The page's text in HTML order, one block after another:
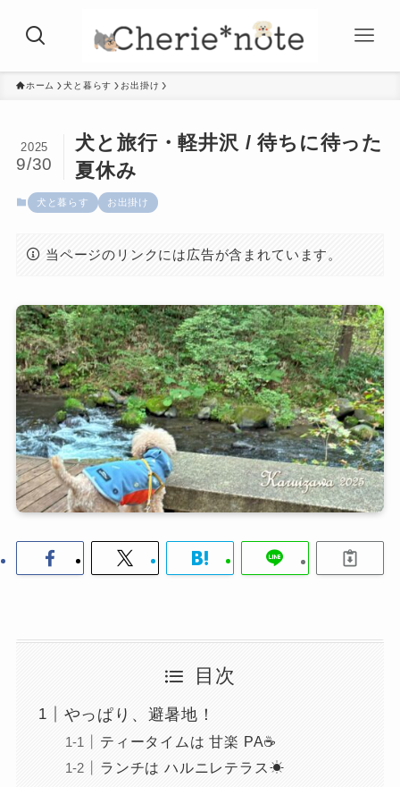
ホーム 犬と暮らす お出掛け
犬と旅行・軽井沢 / 待ちに待った
夏休み
2025
9/30
犬と暮らす お出掛け
当ページのリンクには広告が含まれています。
目次
やっぱり、避暑地！
ティータイムは 甘楽 PA☕
ランチは ハルニレテラス☀